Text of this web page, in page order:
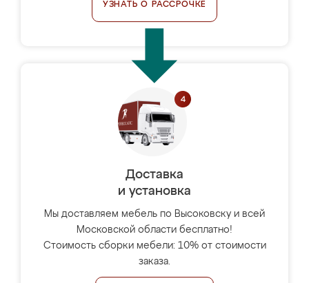
УЗНАТЬ О РАССРОЧКЕ
Доставка
и установка
Мы доставляем мебель по Высоковску и всей
Московской области бесплатно!
Стоимость сборки мебели: 10% от стоимости
заказа.